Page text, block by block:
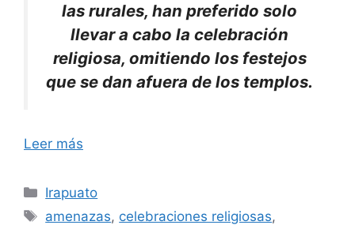
las rurales, han preferido solo
llevar a cabo la celebración
religiosa, omitiendo los festejos
que se dan afuera de los templos.
Leer más
Categorías
Irapuato
Etiquetas
amenazas, celebraciones religiosas,